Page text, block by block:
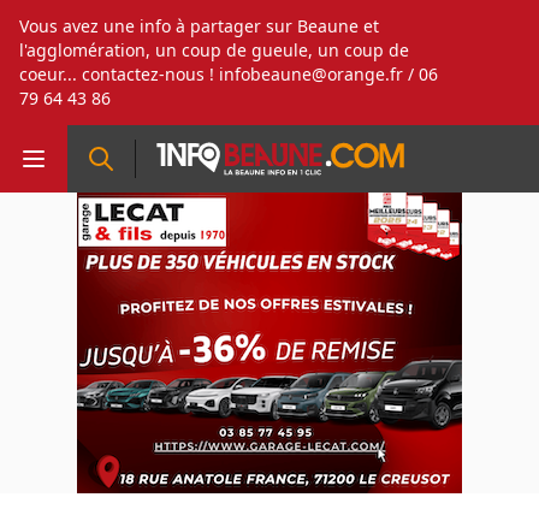
Vous avez une info à partager sur Beaune et
l'agglomération, un coup de gueule, un coup de
coeur... contactez-nous ! infobeaune@orange.fr / 06
79 64 43 86